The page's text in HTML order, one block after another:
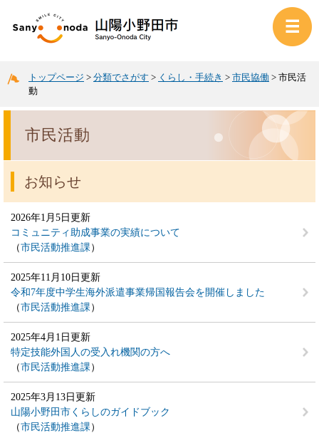
トップページ > 分類でさがす > くらし・手続き > 市民協働 > 市民活
動
市民活動
お知らせ
2026年1月5日更新
コミュニティ助成事業の実績について
市民活動推進課
2025年11月10日更新
令和7年度中学生海外派遣事業帰国報告会を開催しました
市民活動推進課
2025年4月1日更新
特定技能外国人の受入れ機関の方へ
市民活動推進課
2025年3月13日更新
山陽小野田市くらしのガイドブック
市民活動推進課